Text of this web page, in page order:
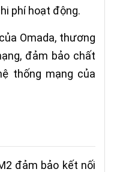
phí hoạt động.
Omada, thương
đảm bảo chất
thống mạng của
đảm bảo kết nối